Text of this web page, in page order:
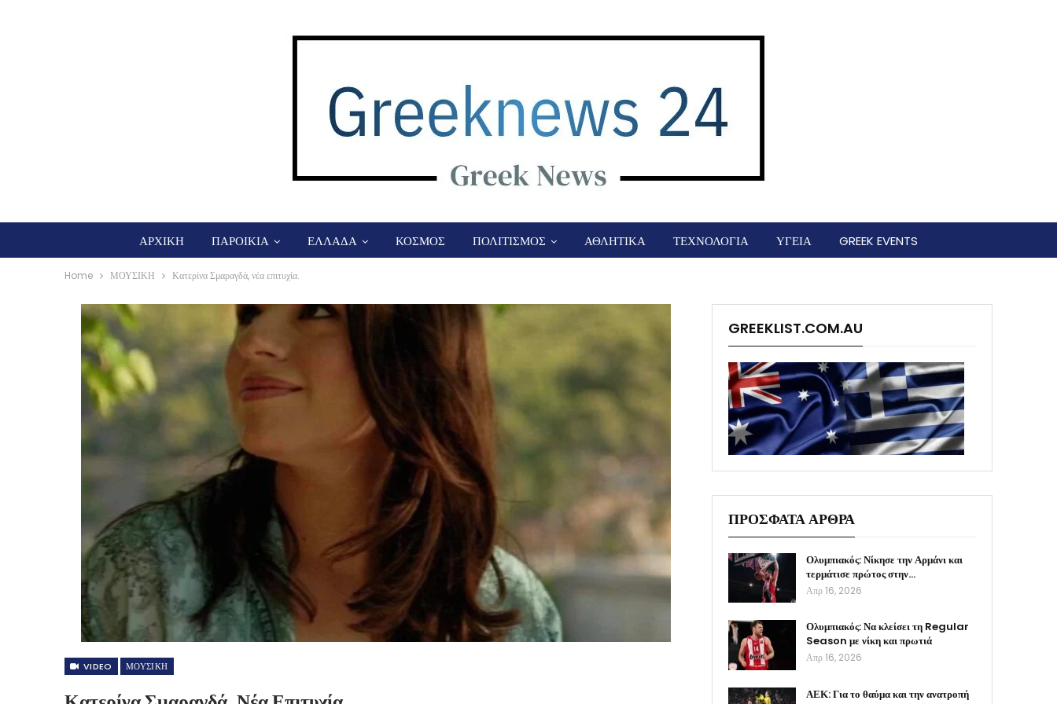
ΑΡΧΙΚΗ ΠΑΡΟΙΚΙΑ ΕΛΛΑΔΑ ΚΟΣΜΟΣ ΠΟΛΙΤΙΣΜΟΣ ΑΘΛΗΤΙΚΑ ΤΕΧΝΟΛΟΓΙΑ ΥΓΕΙΑ GREEK EVENTS
Home ΜΟΥΣΙΚΗ Κατερίνα Σμαραγδά, νέα επιτυχία.
VIDEO ΜΟΥΣΙΚΗ
GREEKLIST.COM.AU
ΠΡΟΣΦΑΤΑ ΑΡΘΡΑ
Ολυμπιακός: Νίκησε την Αρμάνι και
τερμάτισε πρώτος στην…
Απρ 16, 2026
Ολυμπιακός: Να κλείσει τη Regular
Season με νίκη και πρωτιά
Απρ 16, 2026
ΑΕΚ: Για το θαύμα και την ανατροπή